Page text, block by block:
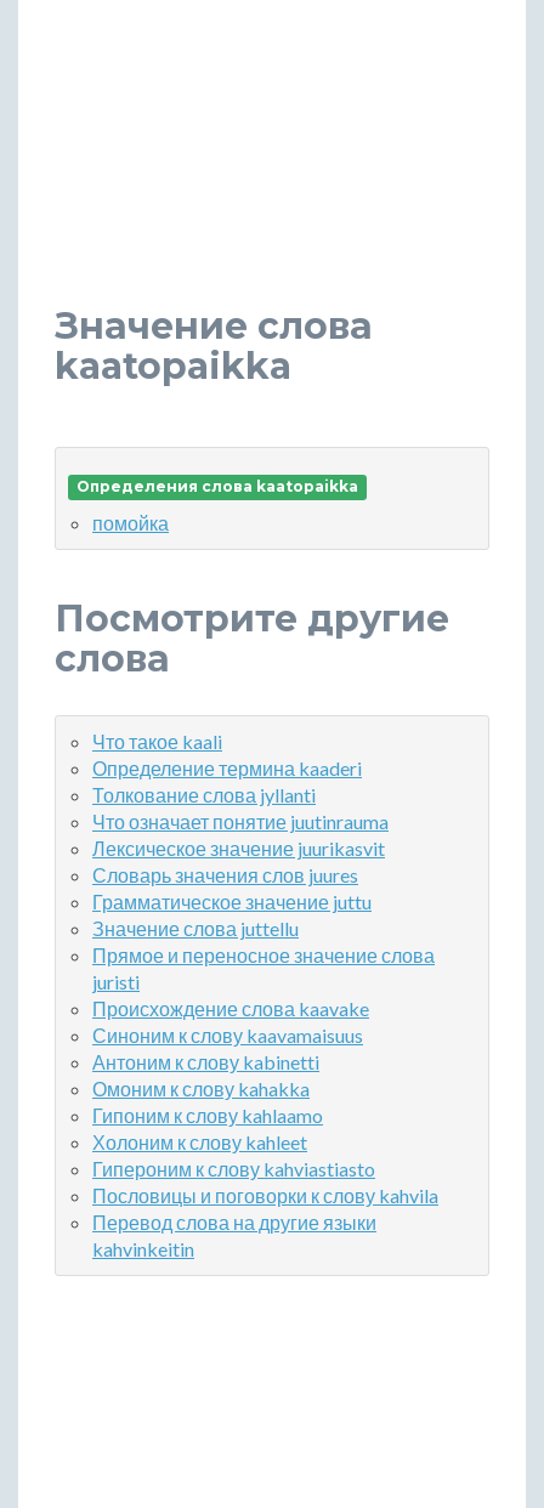
Значение слова
kaatopaikka
Определения слова kaatopaikka
помойка
Посмотрите другие
слова
Что такое kaali
Определение термина kaaderi
Толкование слова jyllanti
Что означает понятие juutinrauma
Лексическое значение juurikasvit
Словарь значения слов juures
Грамматическое значение juttu
Значение слова juttellu
Прямое и переносное значение слова
juristi
Происхождение слова kaavake
Синоним к слову kaavamaisuus
Антоним к слову kabinetti
Омоним к слову kahakka
Гипоним к слову kahlaamo
Холоним к слову kahleet
Гипероним к слову kahviastiasto
Пословицы и поговорки к слову kahvila
Перевод слова на другие языки
kahvinkeitin